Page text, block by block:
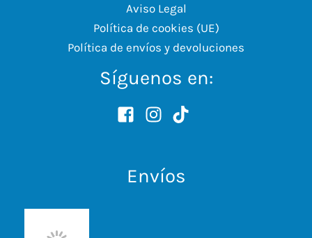
Aviso Legal
Política de cookies (UE)
Política de envíos y devoluciones
Síguenos en:
Envíos